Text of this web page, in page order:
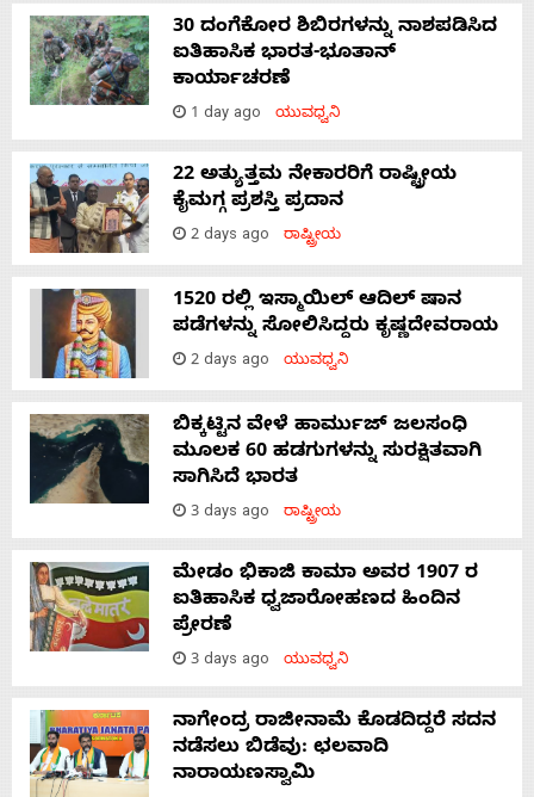
30 ದಂಗೆಕೋರ ಶಿಬಿರಗಳನ್ನು ನಾಶಪಡಿಸಿದ
ಐತಿಹಾಸಿಕ ಭಾರತ-ಭೂತಾನ್
ಕಾರ್ಯಾಚರಣೆ
1 day ago ಯುವಧ್ವನಿ
22 ಅತ್ಯುತ್ತಮ ನೇಕಾರರಿಗೆ ರಾಷ್ಟ್ರೀಯ
ಕೈಮಗ್ಗ ಪ್ರಶಸ್ತಿ ಪ್ರದಾನ
2 days ago ರಾಷ್ಟ್ರೀಯ
1520 ರಲ್ಲಿ ಇಸ್ಮಾಯಿಲ್ ಆದಿಲ್ ಷಾನ
ಪಡೆಗಳನ್ನು ಸೋಲಿಸಿದ್ದರು ಕೃಷ್ಣದೇವರಾಯ
2 days ago ಯುವಧ್ವನಿ
ಬಿಕ್ಕಟ್ಟಿನ ವೇಳೆ ಹಾರ್ಮುಜ್ ಜಲಸಂಧಿ
ಮೂಲಕ 60 ಹಡಗುಗಳನ್ನು ಸುರಕ್ಷಿತವಾಗಿ
ಸಾಗಿಸಿದೆ ಭಾರತ
3 days ago ರಾಷ್ಟ್ರೀಯ
ಮೇಡಂ ಭಿಕಾಜಿ ಕಾಮಾ ಅವರ 1907 ರ
ಐತಿಹಾಸಿಕ ಧ್ವಜಾರೋಹಣದ ಹಿಂದಿನ
ಪ್ರೇರಣೆ
3 days ago ಯುವಧ್ವನಿ
ನಾಗೇಂದ್ರ ರಾಜೀನಾಮೆ ಕೊಡದಿದ್ದರೆ ಸದನ
ನಡೆಸಲು ಬಿಡೆವು: ಛಲವಾದಿ
ನಾರಾಯಣಸ್ವಾಮಿ